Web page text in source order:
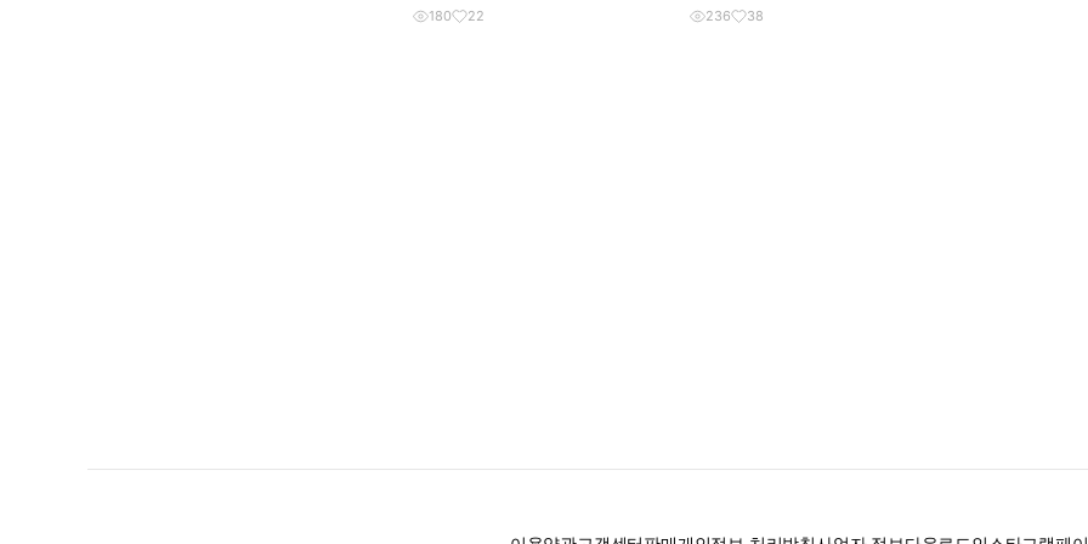
180 22 236 38